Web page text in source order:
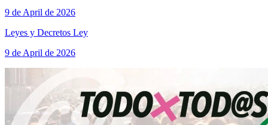
9 de April de 2026
Leyes y Decretos Ley
9 de April de 2026